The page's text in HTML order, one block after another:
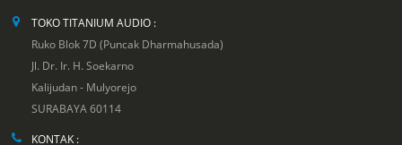
TOKO TITANIUM AUDIO :
Ruko Blok 7D (Puncak Dharmahusada)
Jl. Dr. Ir. H. Soekarno
Kalijudan - Mulyorejo
SURABAYA 60114
KONTAK :